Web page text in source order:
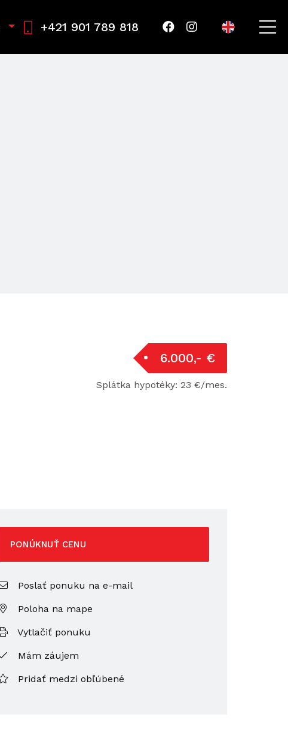
+421 901 789 818
6.000,- €
Splátka hypotéky: 23 €/mes.
PONÚKNUŤ CENU
Poslať ponuku na e-mail
Poloha na mape
Vytlačiť ponuku
Mám záujem
Pridať medzi obľúbené